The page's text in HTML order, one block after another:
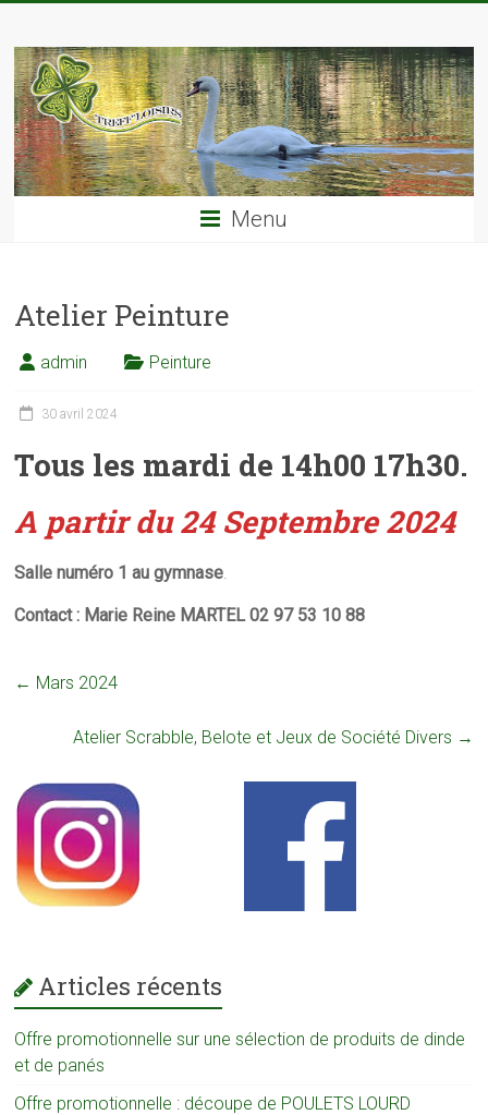
content
TREFF'LOISIRS
Menu
Atelier Peinture
admin Peinture
30 avril 2024
Tous les mardi de 14h00 17h30.
A partir du 24 Septembre 2024
Salle numéro 1 au gymnase
Contact : Marie Reine MARTEL 02 97 53 10 88
← Mars 2024
Atelier Scrabble, Belote et Jeux de Société Divers →
Articles récents
Offre promotionnelle sur une sélection de produits de dinde
et de panés
Offre promotionnelle : découpe de POULETS LOURD